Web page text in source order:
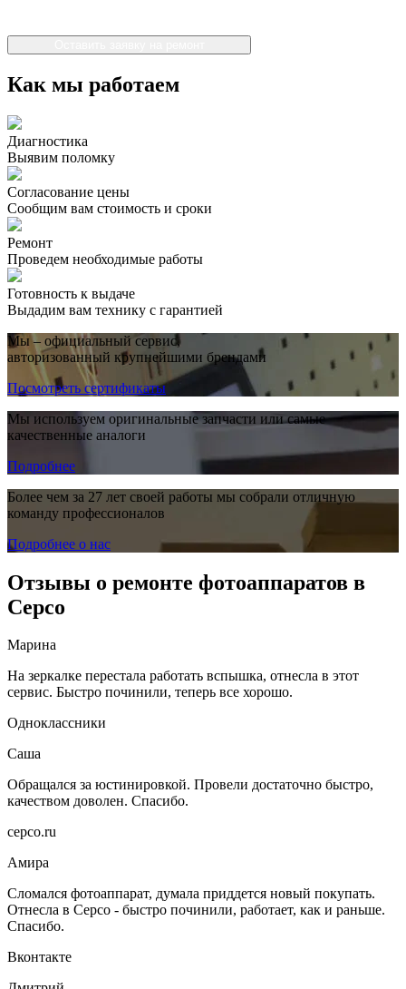
Как мы работаем
Диагностика
Выявим поломку
Согласование цены
Сообщим вам стоимость и сроки
Ремонт
Проведем необходимые работы
Готовность к выдаче
Выдадим вам технику с гарантией
Мы – официальный сервис,
авторизованный крупнейшими брендами
Посмотреть сертификаты
Мы используем оригинальные запчасти или самые
качественные аналоги
Подробнее
Более чем за 27 лет своей работы мы собрали отличную
команду профессионалов
Подробнее о нас
Отзывы о ремонте фотоаппаратов в
Серсо
Марина
На зеркалке перестала работать вспышка, отнесла в этот
сервис. Быстро починили, теперь все хорошо.
Одноклассники
Саша
Обращался за юстинировкой. Провели достаточно быстро,
качеством доволен. Спасибо.
серсо.ru
Амира
Сломался фотоаппарат, думала приддется новый покупать.
Отнесла в Серсо - быстро починили, работает, как и раньше.
Спасибо.
Вконтакте